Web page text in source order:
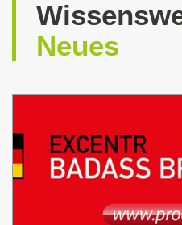
Neues